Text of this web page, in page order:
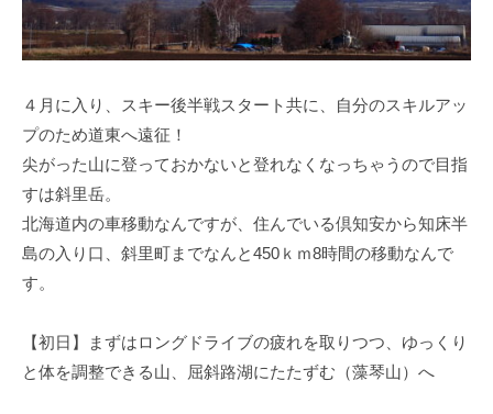
４月に入り、スキー後半戦スタート共に、自分のスキルアッ
プのため道東へ遠征！
尖がった山に登っておかないと登れなくなっちゃうので目指
すは斜里岳。
北海道内の車移動なんですが、住んでいる倶知安から知床半
島の入り口、斜里町までなんと450ｋｍ8時間の移動なんで
す。
【初日】まずはロングドライブの疲れを取りつつ、ゆっくり
と体を調整できる山、屈斜路湖にたたずむ（藻琴山）へ